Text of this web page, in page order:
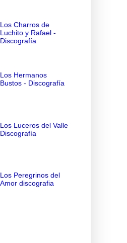
Los Charros de
Luchito y Rafael -
Discografía
Los Hermanos
Bustos - Discografía
Los Luceros del Valle
Discografía
Los Peregrinos del
Amor discografia